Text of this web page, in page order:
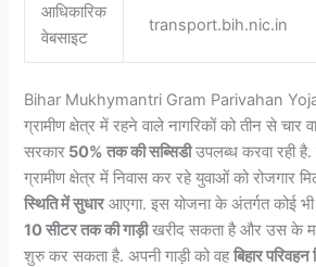
आधिकारिक
वेबसाइट
transport.bih.nic.in
Bihar Mukhymantri Gram Parivahan
ग्रामीण क्षेत्र में रहने वाले नागरिकों को तीन से चार
सरकार 50% तक की सब्सिडीउपलब्ध करवा रही
ग्रामीण क्षेत्र में निवास कर रहे युवाओं को रोजगार
स्थिति में सुधारआएगा. इस योजना के अंतर्गत कोई भी
10 सीटर तक की गाड़ीखरीद सकता है और उस के
शुरु कर सकता है. अपनी गाड़ी को वहबिहार